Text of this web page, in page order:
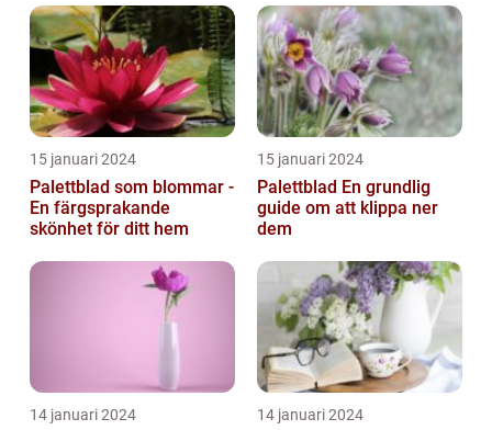
15 januari 2024
Palettblad som blommar -
En färgsprakande
skönhet för ditt hem
15 januari 2024
Palettblad En grundlig
guide om att klippa ner
dem
14 januari 2024 14 januari 2024